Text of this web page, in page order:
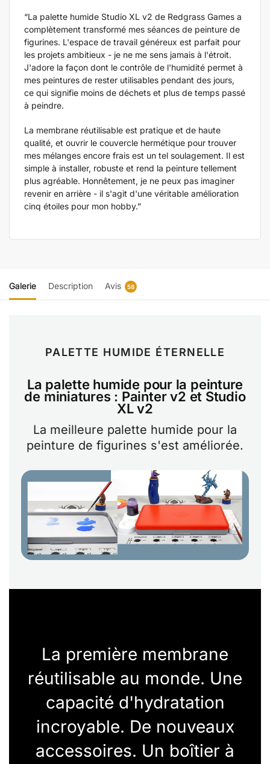
“La palette humide Studio XL v2 de Redgrass Games a
complètement transformé mes séances de peinture de
figurines. L'espace de travail généreux est parfait pour
les projets ambitieux - je ne me sens jamais à l'étroit.
J'adore la façon dont le contrôle de l'humidité permet à
mes peintures de rester utilisables pendant des jours,
ce qui signifie moins de déchets et plus de temps passé
à peindre.
La membrane réutilisable est pratique et de haute
qualité, et ouvrir le couvercle hermétique pour trouver
mes mélanges encore frais est un tel soulagement. Il est
simple à installer, robuste et rend la peinture tellement
plus agréable. Honnêtement, je ne peux pas imaginer
revenir en arrière - il s'agit d'une véritable amélioration
cinq étoiles pour mon hobby.”
Galerie Description Avis 58
PALETTE HUMIDE ÉTERNELLE
La palette humide pour la peinture
de miniatures : Painter v2 et Studio
XL v2
La meilleure palette humide pour la
peinture de figurines s'est améliorée.
La première membrane
réutilisable au monde. Une
capacité d'hydratation
incroyable. De nouveaux
accessoires. Un boîtier à